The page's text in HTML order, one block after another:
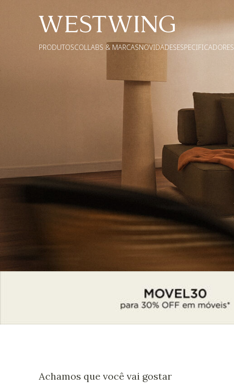
PRODUTOSCOLLABS & MARCASNOVIDADESESPECIFICADORES
Achamos que você vai gostar